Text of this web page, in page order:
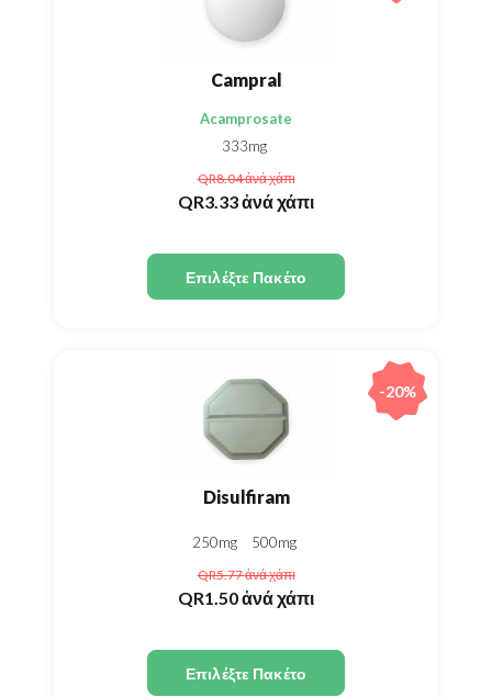
Campral
Acamprosate
333mg
QR8.04ἀνά χάπι
QR3.33ἀνά χάπι
Επιλέξτε Πακέτο
Disulfiram
250mg 500mg
QR5.77ἀνά χάπι
QR1.50ἀνά χάπι
Επιλέξτε Πακέτο
-20%